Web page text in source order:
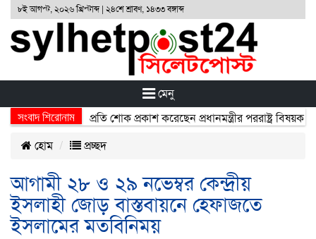
৮ই আগস্ট, ২০২৬ খ্রিস্টাব্দ | ২৪শে শ্রাবণ, ১৪৩৩ বঙ্গাব্দ
মেনু
সংবাদ শিরোনাম
নিহতদের প্রতি শোক প্রকাশ করেছেন প্রধানমন্ত্রীর পররাষ্ট্র বিষয়ক
হোম
প্রচ্ছদ
আগামী ২৮ ও ২৯ নভেম্বর কেন্দ্রীয়
ইসলাহী জোড় বাস্তবায়নে হেফাজতে
ইসলামের মতবিনিময়